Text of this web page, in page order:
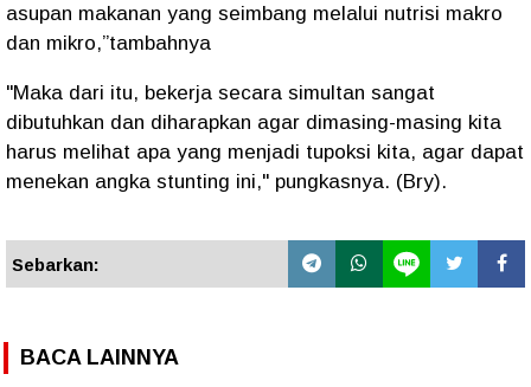
asupan makanan yang seimbang melalui nutrisi makro
dan mikro,”tambahnya
"Maka dari itu, bekerja secara simultan sangat
dibutuhkan dan diharapkan agar dimasing-masing kita
harus melihat apa yang menjadi tupoksi kita, agar dapat
menekan angka stunting ini," pungkasnya. (Bry).
Sebarkan:
BACA LAINNYA